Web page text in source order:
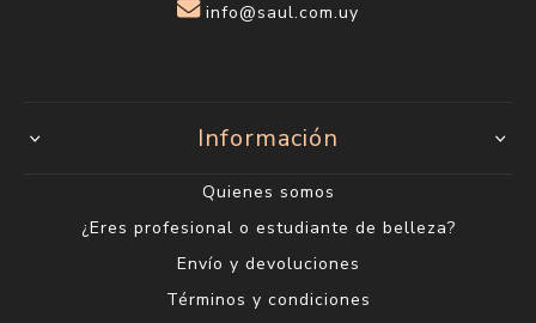
info@saul.com.uy
Información
Quienes somos
¿Eres profesional o estudiante de belleza?
Envío y devoluciones
Términos y condiciones